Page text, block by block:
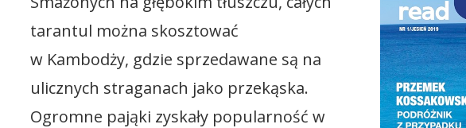
tarantul można skosztować
w Kambodży, gdzie sprzedawane są na
ulicznych straganach jako przekąska.
Ogromne pająki zyskały popularność w